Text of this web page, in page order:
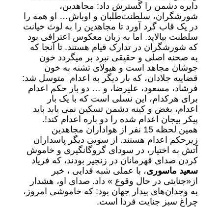
دایره دشمن را گسترش داد: مجاهدین،
شورشگران، سلطنت‌طلبان و اوباش… او همه را
در یک قاب گرد ‌آورد تا مجاهدین را به لوث خیانت
سلطنت بیالاید. اما به زبان معکوس اعترافی بود
که شورشگران در تدارک قیام هستند. تا آنجا که
به صحنه اصلی و حقیقی نبرد بر میگردد خون
جوشان مجاهد است و هیولای تشنه به خون
قضاییه جلادان، که بار دیگر به اعدام متوسل شد:
فرشاد، مسعود، علیرضا، و … دو بار حکم اعدام
برای هرکدام، این نسلی است که با یک بار
اعدام، بغض و کینه دشمن تسکین نمی یابد باید
پیکر بیجان اعدام شده را دو باره اعدام کند!.
همین لحظه 15 نفر از هواداران مجاهدین
زیرحکم اعدام هستند. از سویی دیگر پاسداران
آتش به اختیار، در سودای گروگانگیری و خاموش
کردن صدای قهرمانان در زنجیر بودند، که فریاد
سعید ماسوری، با عملی شبه فدایی ، خبر
از«جنایتی در حال وقوع » داد. صدای او، هشدار
به وجدان‌های بیدار جهان بود: که خاموشی امروز،
چراغ سبز جنایت فردا است.